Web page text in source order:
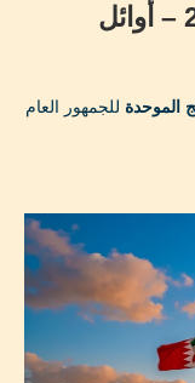
يستخدم تأشيرة
إيه الفرق بين GCC Grand Tours Visa وفيزا التراست
6. الإطلاق الكامل (نهاية 2026 – أوائل
الموحدة للجمهور العام